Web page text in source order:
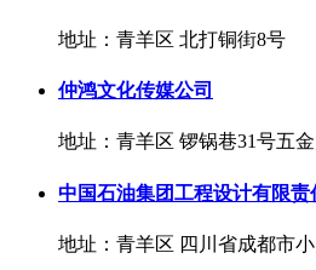
地址：青羊区 北打铜街8号
仲鸿文化传媒公司
地址：青羊区 锣锅巷31号五
中国石油集团工程设计有限责
地址：青羊区 四川省成都市